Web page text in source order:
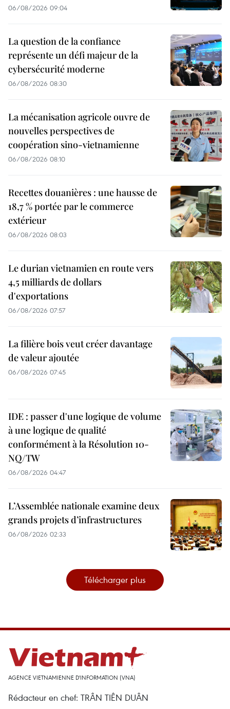
06/08/2026 09:04
La question de la confiance
représente un défi majeur de la
cybersécurité moderne
06/08/2026 08:30
La mécanisation agricole ouvre de
nouvelles perspectives de
coopération sino-vietnamienne
06/08/2026 08:10
Recettes douanières : une hausse de
18,7 % portée par le commerce
extérieur
06/08/2026 08:03
Le durian vietnamien en route vers
4,5 milliards de dollars
d'exportations
06/08/2026 07:57
La filière bois veut créer davantage
de valeur ajoutée
06/08/2026 07:45
IDE : passer d'une logique de volume
à une logique de qualité
conformément à la Résolution 10-
NQ/TW
06/08/2026 04:47
L’Assemblée nationale examine deux
grands projets d’infrastructures
06/08/2026 02:33
Télécharger plus
AGENCE VIETNAMIENNE D'INFORMATION (VNA)
Rédacteur en chef: TRÂN TIÊN DUÂN